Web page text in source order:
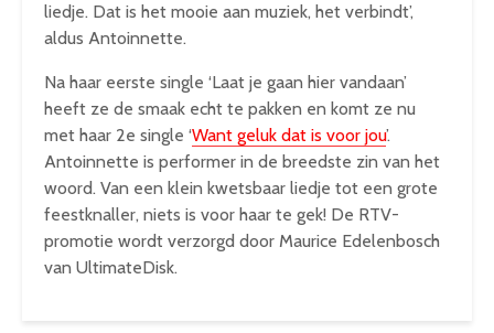
liedje. Dat is het mooie aan muziek, het verbindt’,
aldus Antoinnette.
Na haar eerste single ‘Laat je gaan hier vandaan’
heeft ze de smaak echt te pakken en komt ze nu
met haar 2e single ‘Want geluk dat is voor jou’.
Antoinnette is performer in de breedste zin van het
woord. Van een klein kwetsbaar liedje tot een grote
feestknaller, niets is voor haar te gek! De RTV-
promotie wordt verzorgd door Maurice Edelenbosch
van UltimateDisk.